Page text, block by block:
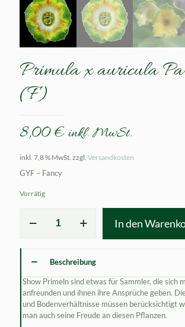
Primula x auricula
(F)
8,00€ inkl. MwSt.
inkl. 7,8 % MwSt. zzgl. Versandkosten
GYF – Fancy
Vorrätig
Parrakeet
In den
Beschreibung
Show Primeln sind etwas für Sammler, die sich
anfreunden und ihnen ihre Ansprüche geben.
und Bodenverhältnisse müssen berücksichtigt
man auch seine Freude an diesen Pflanzen.